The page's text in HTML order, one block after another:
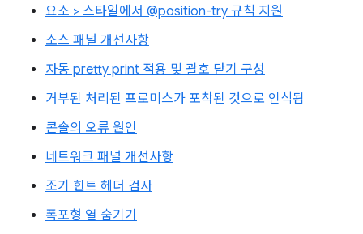
요소 > 스타일에서 @position-try 규칙 지원
소스 패널 개선사항
자동 pretty print 적용 및 괄호 닫기 구성
거부된 처리된 프로미스가 포착된 것으로 인식됨
콘솔의 오류 원인
네트워크 패널 개선사항
조기 힌트 헤더 검사
폭포형 열 숨기기